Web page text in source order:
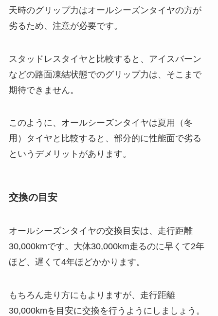
天時のグリップ力はオールシーズンタイヤの方が
劣るため、注意が必要です。
スタッドレスタイヤと比較すると、アイスバーン
などの路面凍結状態でのグリップ力は、そこまで
期待できません。
このように、オールシーズンタイヤは夏用（冬
用）タイヤと比較すると、部分的に性能面で劣る
というデメリットがあります。
交換の目安
オールシーズンタイヤの交換目安は、走行距離
30,000kmです。大体30,000km走るのに早くて2年
ほど、遅くて4年ほどかかります。
もちろん走り方にもよりますが、走行距離
30,000kmを目安に交換を行うようにしましょう。